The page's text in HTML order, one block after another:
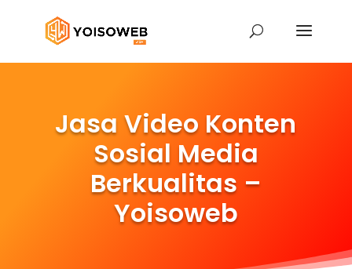
Jasa Video Konten
Sosial Media
Berkualitas –
Yoisoweb